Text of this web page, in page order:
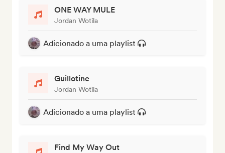
ONE WAY MULE
Jordan Wotila
Adicionado a uma playlist
Guillotine
Jordan Wotila
Adicionado a uma playlist
Find My Way Out